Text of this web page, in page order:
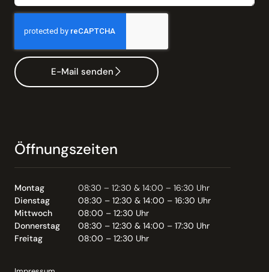
E-Mail senden
Öffnungszeiten
Montag
08:30 – 12:30 & 14:00 – 16:30 Uhr
Dienstag
08:30 – 12:30 & 14:00 – 16:30 Uhr
Mittwoch
08:00 – 12:30 Uhr
Donnerstag
08:30 – 12:30 & 14:00 – 17:30 Uhr
Freitag
08:00 – 12:30 Uhr